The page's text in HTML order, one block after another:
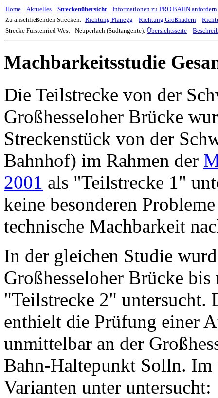
Home Aktuelles Streckenübersicht
Informationen zu PRO BAHN anfordern
Zu anschließenden Strecken: Richtung Planegg Richtung Großhadern
Strecke Fürstenried West - Neuperlach (Südtangente): Übersichtsseite
Machbarkeitsstudie
Die Teilstrecke von der
Großhesseloher Brücke
Streckenstück von der
Bahnhof) im Rahmen der
2001 als "Teilstrecke 1"
keine besonderen
technische Machbarkeit
In der gleichen Studie
Großhesseloher Brücke bis
"Teilstrecke 2" untersucht.
enthielt die Prüfung einer
unmittelbar an der
Bahn-Haltepunkt Solln. Im
Varianten unter untersucht: